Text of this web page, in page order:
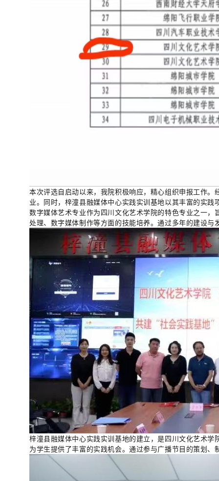
本次评选自启动以来，我院积极响应，精心组织申报工作
业。同时，梓潼县融媒体中心实践实训基地以其丰富的实
数字媒体艺术专业作为四川文化艺术学院的特色专业之一
处理、数字媒体制作等方面的技能培养。通过多年的建设
梓潼县融媒体中心实践实训基地的建立，是四川文化艺术
为学生提供了丰富的实践机会。通过参与广播节目的策划